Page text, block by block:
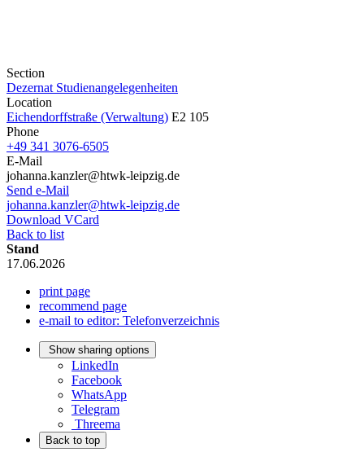
Section
Dezernat Studienangelegenheiten
Location
Eichendorffstraße (Verwaltung) E2 105
Phone
+49 341 3076-6505
E-Mail
johanna.kanzler@htwk-leipzig.de
Send e-Mail
johanna.kanzler@htwk-leipzig.de
Download VCard
Back to list
Stand
17.06.2026
print page
recommend page
e-mail to editor: Telefonverzeichnis
Show sharing options
LinkedIn
Facebook
WhatsApp
Telegram
Threema
Back to top